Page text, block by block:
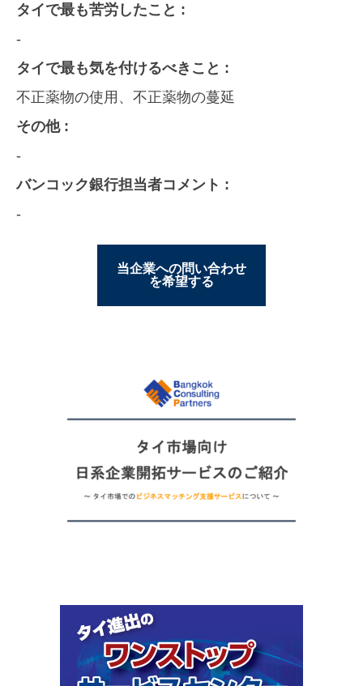
タイで最も苦労したこと :
-
タイで最も気を付けるべきこと :
不正薬物の使用、不正薬物の蔓延
その他 :
-
バンコック銀行担当者コメント :
-
当企業への問い合わせ
を希望する